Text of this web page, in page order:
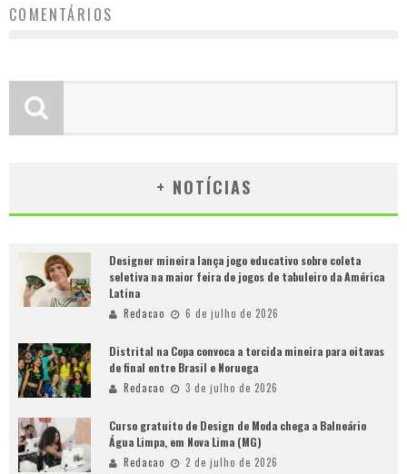
COMENTÁRIOS
+ NOTÍCIAS
Designer mineira lança jogo educativo sobre coleta
seletiva na maior feira de jogos de tabuleiro da América
Latina
Redacao 6 de julho de 2026
Distrital na Copa convoca a torcida mineira para oitavas
de final entre Brasil e Noruega
Redacao 3 de julho de 2026
Curso gratuito de Design de Moda chega a Balneário
Água Limpa, em Nova Lima (MG)
Redacao 2 de julho de 2026